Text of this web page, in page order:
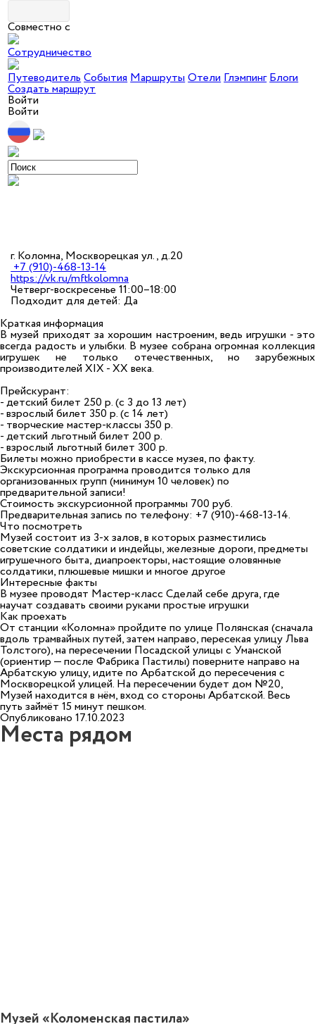
Совместно с
Сотрудничество
ПутеводительСобытияМаршрутыОтелиГлэмпингБлоги
Создать маршрут
Войти
Войти
г. Коломна, Москворецкая ул., д.20
+7 (910)-468-13-14
https://vk.ru/mftkolomna
Четверг-воскресенье 11:00–18:00
Подходит для детей: Да
Краткая информация
В музей приходят за хорошим настроеним, ведь игрушки - это
всегда радость и улыбки. В музее собрана огромная коллекция
игрушек не только отечественных, но зарубежных
производителей XIX - XX века.
Прейскурант:
- детский билет 250 р. (с 3 до 13 лет)
- взрослый билет 350 р. (с 14 лет)
- творческие мастер-классы 350 р.
- детский льготный билет 200 р.
- взрослый льготный билет 300 р.
Билеты можно приобрести в кассе музея, по факту.
Экскурсионная программа проводится только для
организованных групп (минимум 10 человек) по
предварительной записи!
Стоимость экскурсионной программы 700 руб.
Предварительная запись по телефону: +7 (910)-468-13-14.
Что посмотреть
Музей состоит из 3-х залов, в которых разместились
советские солдатики и индейцы, железные дороги, предметы
игрушечного быта, диапроекторы, настоящие оловянные
солдатики, плюшевые мишки и многое другое
Интересные факты
В музее проводят Мастер-класс Сделай себе друга, где
научат создавать своими руками простые игрушки
Как проехать
От станции «Коломна» пройдите по улице Полянская (сначала
вдоль трамвайных путей, затем направо, пересекая улицу Льва
Толстого), на пересечении Посадской улицы с Уманской
(ориентир — после Фабрика Пастилы) поверните направо на
Арбатскую улицу, идите по Арбатской до пересечения с
Москворецкой улицей. На пересечении будет дом №20,
Музей находится в нём, вход со стороны Арбатской. Весь
путь займёт 15 минут пешком.
Опубликовано 17.10.2023
Места рядом
Музей «Коломенская пастила»